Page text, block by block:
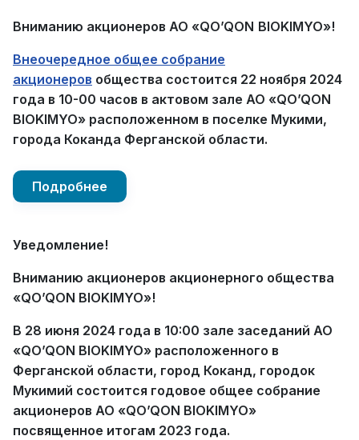
Вниманию акционеров АО «QO’QON BIOKIMYO»!
Внеочередное общее собрание
акционеров общества состоится 22 ноября 2024
года в 10-00 часов в актовом зале АО «QO’QON
BIOKIMYO» расположенном в поселке Мукими,
города Коканда Ферганской области.
Подробнее
Уведомление!
Вниманию акционеров акционерного общества
«QO’QON BIOKIMYO»!
В 28 июня 2024 года в 10:00 зале заседаний АО
«QO’QON BIOKIMYO» расположенного в
Ферганской области, город Коканд, городок
Мукимий состоится годовое общее собрание
акционеров АО «QO’QON BIOKIMYO»
посвященное итогам 2023 года.